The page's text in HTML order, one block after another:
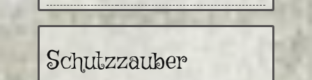
Schutzzauber